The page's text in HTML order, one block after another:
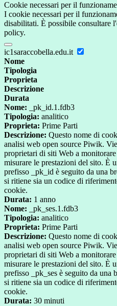
Cookie necessari per il
I cookie necessari per il
disabilitati. È possibile consultare
policy.
ic1saraccobella.edu.it
Nome
Tipologia
Proprieta
Descrizione
Durata
Nome: _pk_id.1.fdb3
Tipologia: analitico
Proprieta: Prime Parti
Descrizione: Questo nome di
analisi web open source Piwik.
proprietari di siti Web a
misurare le prestazioni del sito. È
prefisso _pk_id è seguito da una
si ritiene sia un codice di
cookie.
Durata: 1 anno
Nome: _pk_ses.1.fdb3
Tipologia: analitico
Proprieta: Prime Parti
Descrizione: Questo nome di
analisi web open source Piwik.
proprietari di siti Web a
misurare le prestazioni del sito. È
prefisso _pk_ses è seguito da una
si ritiene sia un codice di
cookie.
Durata: 30 minuti